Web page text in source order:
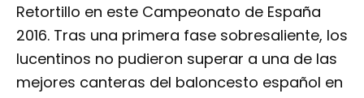
Retortillo en este Campeonato de España
2016. Tras una primera fase sobresaliente, los
lucentinos no pudieron superar a una de las
mejores canteras del baloncesto español en